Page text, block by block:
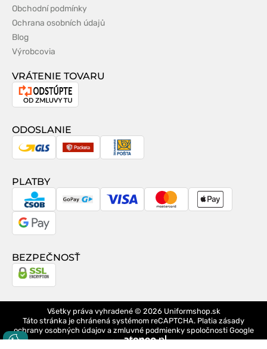
Obchodní podmínky
Ochrana osobních údajů
Blog
Výrobcovia
VRÁTENIE TOVARU
Odstúpenie
zmluvy
ODOSLANIE
GLS Packeta
Slovenská
PLATBY
CSOB GoPay Visa MasterCardApple
Google
BEZPEČNOSŤ
Všetky práva vyhradené © 2026 Uniformshop.sk
Táto stránka je chránená systémom reCAPTCHA. Platia zásady
ochrany osobných údajova zmluvné podmienkyspoločnosti Google
design